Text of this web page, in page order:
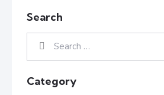
Search
Category